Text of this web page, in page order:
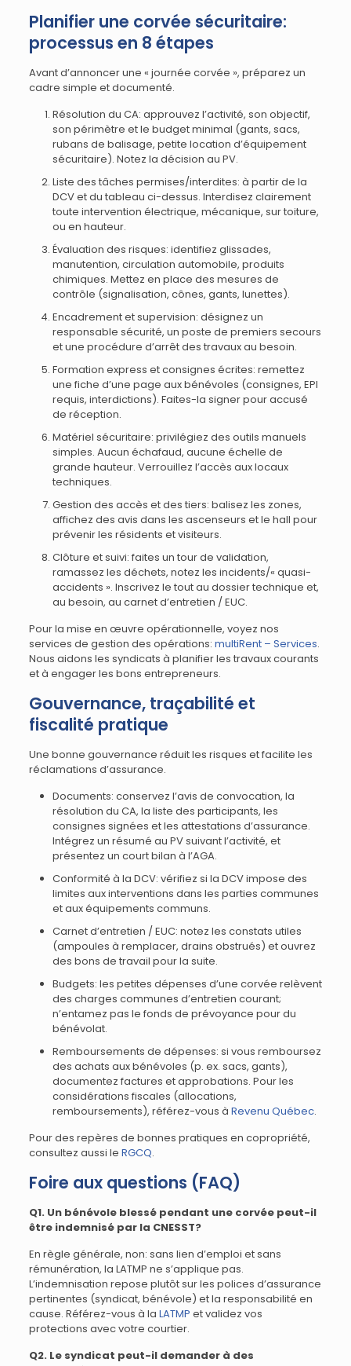
Planifier une corvée sécuritaire:
processus en 8 étapes
Avant d’annoncer une « journée corvée », préparez un
cadre simple et documenté.
Résolution du CA: approuvez l’activité, son objectif,
son périmètre et le budget minimal (gants, sacs,
rubans de balisage, petite location d’équipement
sécuritaire). Notez la décision au PV.
Liste des tâches permises/interdites: à partir de la
DCV et du tableau ci-dessus. Interdisez clairement
toute intervention électrique, mécanique, sur toiture,
ou en hauteur.
Évaluation des risques: identifiez glissades,
manutention, circulation automobile, produits
chimiques. Mettez en place des mesures de
contrôle (signalisation, cônes, gants, lunettes).
Encadrement et supervision: désignez un
responsable sécurité, un poste de premiers secours
et une procédure d’arrêt des travaux au besoin.
Formation express et consignes écrites: remettez
une fiche d’une page aux bénévoles (consignes, EPI
requis, interdictions). Faites-la signer pour accusé
de réception.
Matériel sécuritaire: privilégiez des outils manuels
simples. Aucun échafaud, aucune échelle de
grande hauteur. Verrouillez l’accès aux locaux
techniques.
Gestion des accès et des tiers: balisez les zones,
affichez des avis dans les ascenseurs et le hall pour
prévenir les résidents et visiteurs.
Clôture et suivi: faites un tour de validation,
ramassez les déchets, notez les incidents/« quasi-
accidents ». Inscrivez le tout au dossier technique et,
au besoin, au carnet d’entretien / EUC.
Pour la mise en œuvre opérationnelle, voyez nos
services de gestion des opérations: multiRent – Services.
Nous aidons les syndicats à planifier les travaux courants
et à engager les bons entrepreneurs.
Gouvernance, traçabilité et
fiscalité pratique
Une bonne gouvernance réduit les risques et facilite les
réclamations d’assurance.
Documents: conservez l’avis de convocation, la
résolution du CA, la liste des participants, les
consignes signées et les attestations d’assurance.
Intégrez un résumé au PV suivant l’activité, et
présentez un court bilan à l’AGA.
Conformité à la DCV: vérifiez si la DCV impose des
limites aux interventions dans les parties communes
et aux équipements communs.
Carnet d’entretien / EUC: notez les constats utiles
(ampoules à remplacer, drains obstrués) et ouvrez
des bons de travail pour la suite.
Budgets: les petites dépenses d’une corvée relèvent
des charges communes d’entretien courant;
n’entamez pas le fonds de prévoyance pour du
bénévolat.
Remboursements de dépenses: si vous remboursez
des achats aux bénévoles (p. ex. sacs, gants),
documentez factures et approbations. Pour les
considérations fiscales (allocations,
remboursements), référez-vous à Revenu Québec.
Pour des repères de bonnes pratiques en copropriété,
consultez aussi le RGCQ.
Foire aux questions (FAQ)
Q1. Un bénévole blessé pendant une corvée peut-il
être indemnisé par la CNESST?
En règle générale, non: sans lien d’emploi et sans
rémunération, la LATMP ne s’applique pas.
L’indemnisation repose plutôt sur les polices d’assurance
pertinentes (syndicat, bénévole) et la responsabilité en
cause. Référez-vous à la LATMP et validez vos
protections avec votre courtier.
Q2. Le syndicat peut-il demander à des